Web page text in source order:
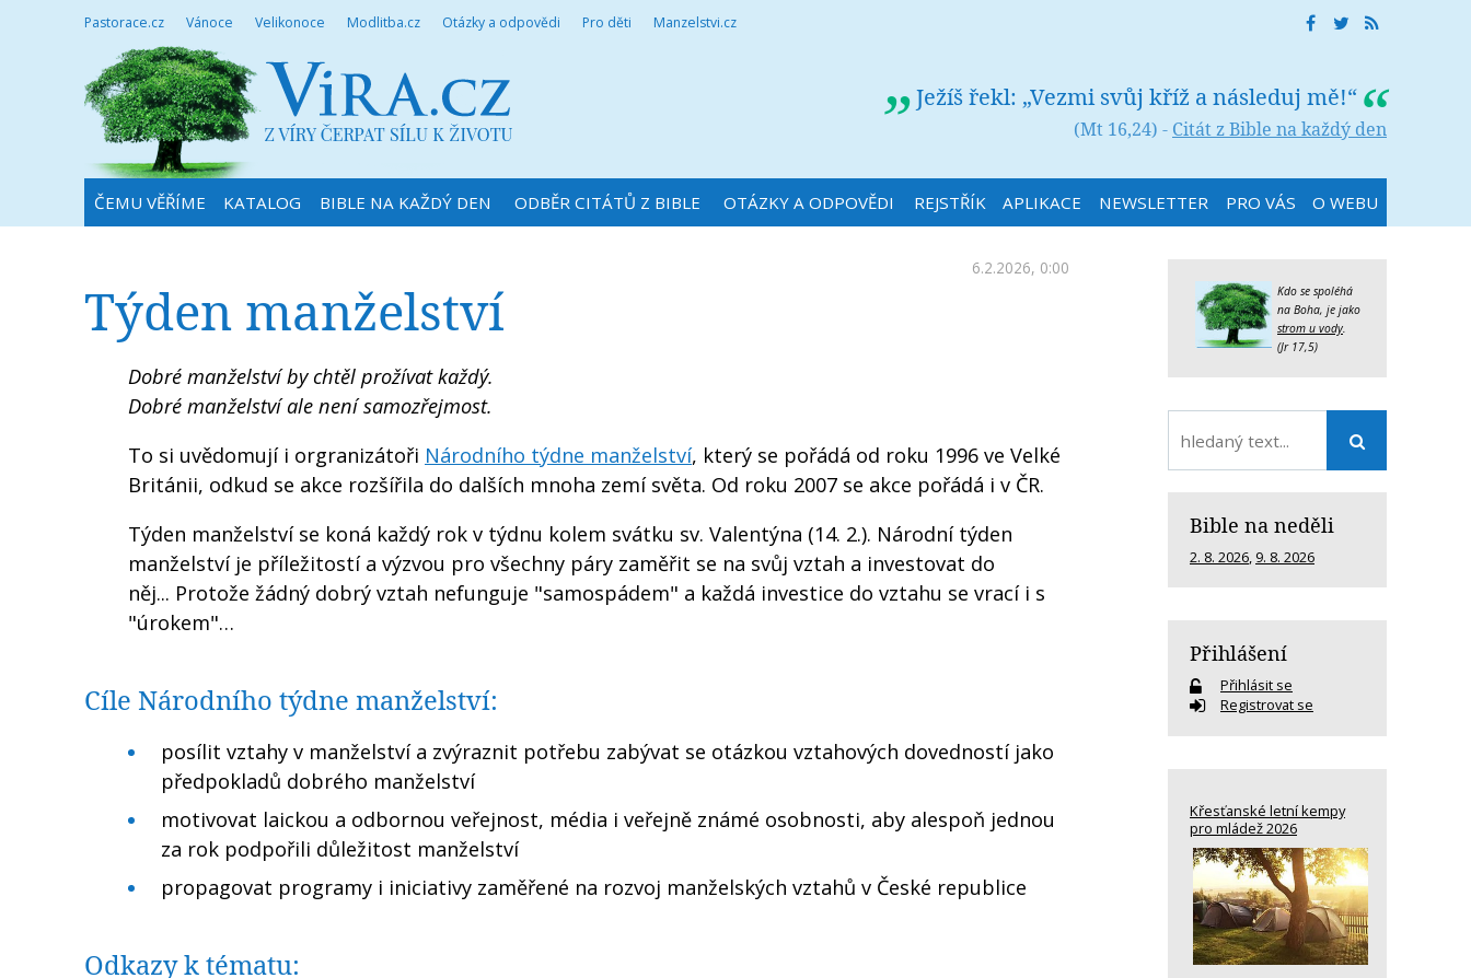
Pastorace.cz Vánoce Velikonoce Modlitba.cz Otázky a odpovědi Pro děti Manzelstvi.cz
Ježíš řekl: „Vezmi svůj kříž a následuj mě!“
(Mt 16,24) - Citát z Bible na každý den
ČEMU VĚŘÍME KATALOG BIBLE NA KAŽDÝ DEN ODBĚR CITÁTŮ Z BIBLE OTÁZKY A ODPOVĚDI REJSTŘÍK APLIKACE NEWSLETTER PRO VÁS O WEBU
6.2.2026, 0:00
Týden manželství
Dobré manželství by chtěl prožívat každý.
Dobré manželství ale není samozřejmost.
To si uvědomují i orgranizátoři Národního týdne manželství, který se pořádá od roku 1996 ve Velké
Británii, odkud se akce rozšířila do dalších mnoha zemí světa. Od roku 2007 se akce pořádá i v ČR.
Týden manželství se koná každý rok v týdnu kolem svátku sv. Valentýna (14. 2.). Národní týden
manželství je příležitostí a výzvou pro všechny páry zaměřit se na svůj vztah a investovat do
něj... Protože žádný dobrý vztah nefunguje "samospádem" a každá investice do vztahu se vrací i s
"úrokem"…
Cíle Národního týdne manželství:
posílit vztahy v manželství a zvýraznit potřebu zabývat se otázkou vztahových dovedností jako
předpokladů dobrého manželství
motivovat laickou a odbornou veřejnost, média i veřejně známé osobnosti, aby alespoň jednou
za rok podpořili důležitost manželství
propagovat programy i iniciativy zaměřené na rozvoj manželských vztahů v České republice
Odkazy k tématu:
Kdo se spoléhá
na Boha, je jako
strom u vody.
(Jr 17,5)
Bible na neděli
2. 8. 2026, 9. 8. 2026
Přihlášení
Přihlásit se
Registrovat se
Křesťanské letní kempy
pro mládež 2026